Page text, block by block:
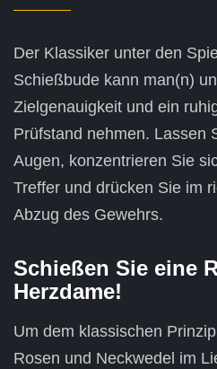
Der Klassiker unter den
Schießbude kann man(n)
Zielgenauigkeit und ein
Prüfstand nehmen. Lassen
Augen, konzentrieren Sie
Treffer und drücken Sie im
Abzug des Gewehrs.
Schießen Sie eine
Herzdame!
Um dem klassischen
Rosen und Neckwedel im